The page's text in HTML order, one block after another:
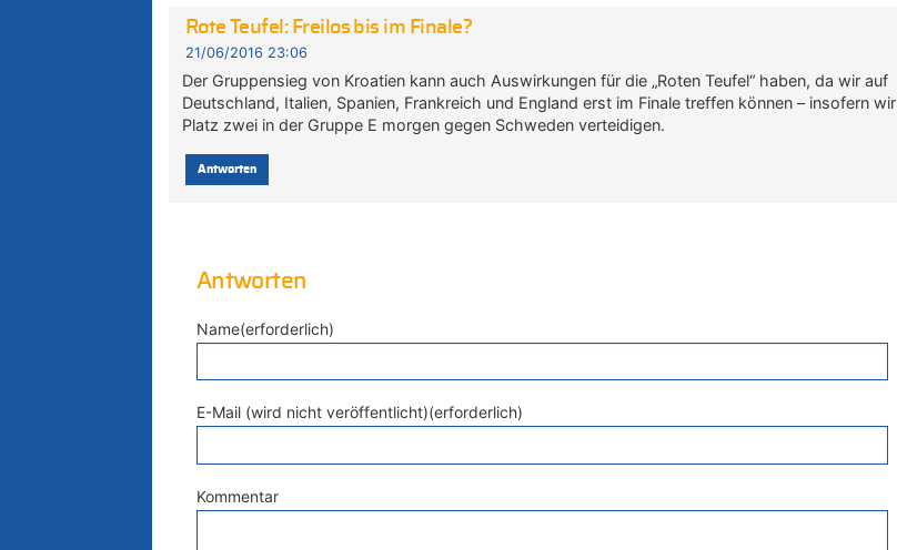
Rote Teufel: Freilos bis im Finale?
21/06/2016 23:06
Der Gruppensieg von Kroatien kann auch Auswirkungen für die „Roten Teufel“ haben, da wir auf
Deutschland, Italien, Spanien, Frankreich und England erst im Finale treffen können – insofern wir
Platz zwei in der Gruppe E morgen gegen Schweden verteidigen.
Antworten
Antworten
Name(erforderlich)
E-Mail (wird nicht veröffentlicht)(erforderlich)
Kommentar